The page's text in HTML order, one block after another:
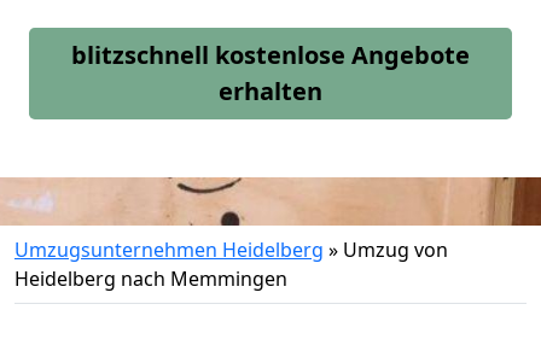
blitzschnell kostenlose Angebote
erhalten
Umzugsunternehmen Heidelberg » Umzug von
Heidelberg nach Memmingen